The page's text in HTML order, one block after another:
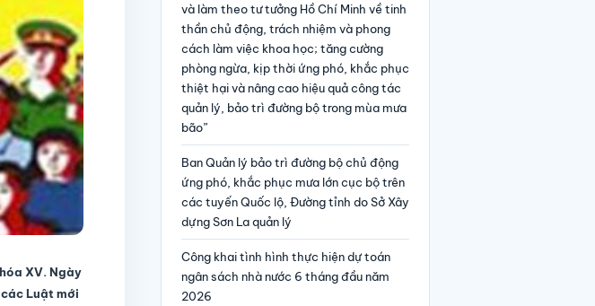
XV. Ngày
các Luậtmới
và làm theo tư tưởng Hồ Chí Minh về tinh
thần chủ động, trách nhiệm và phong
cách làm việc khoa học; tăng cường
phòng ngừa, kịp thời ứng phó, khắc phục
thiệt hại và nâng cao hiệu quả công tác
quản lý, bảo trì đường bộ trong mùa mưa
bão”
Ban Quản lý bảo trì đường bộ chủ động
ứng phó, khắc phục mưa lớn cục bộ trên
các tuyến Quốc lộ, Đường tỉnh do Sở Xây
dựng Sơn La quản lý
Công khai tình hình thực hiện dự toán
ngân sách nhà nước 6 tháng đầu năm
2026